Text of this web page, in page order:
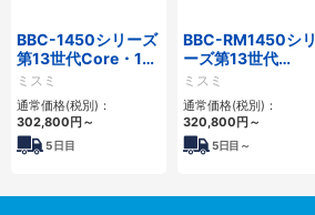
BBC-1450シリーズ
第13世代Core・12
世代Celeron対応小
型フロアマウント
4PCIe
ミスミ
通常価格(税別)：
302,800円～
5日目
BBC-RM1450シリ
ーズ第13世代
Core・12世代
Celeron対応ラック
マウント4PCIe
ミスミ
通常価格(税別)：
320,800円～
5日目～